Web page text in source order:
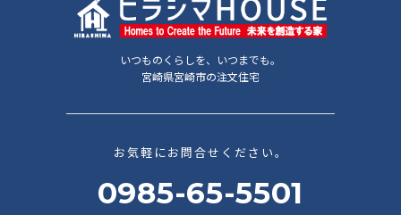
いつものくらしを、いつまでも。
宮崎県宮崎市の注文住宅
お気軽にお問合せください。
0985-65-5501